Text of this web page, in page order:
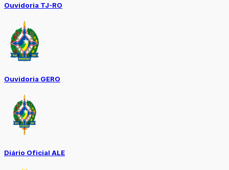
Ouvidoria TJ-RO
Ouvidoria GERO
Diário Oficial ALE